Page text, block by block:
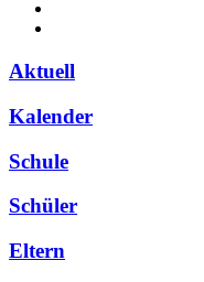
Aktuell
Kalender
Schule
Schüler
Eltern